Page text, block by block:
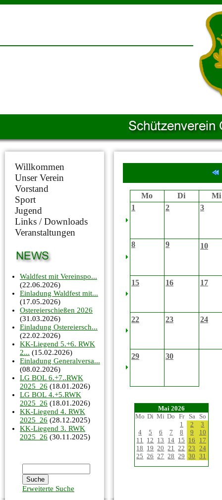
Willkommen
Unser Verein
Vorstand
Sport
Jugend
Links / Downloads
Veranstaltungen
Waldfest mit Vereinspo...
(22.06.2026)
Einladung Waldfest mit...
(17.05.2026)
Ostereierschießen 2026
(31.03.2026)
Einladung Ostereiersch...
(22.02.2026)
KK-Liegend 5.+6. RWK
2... (15.02.2026)
Einladung Generalversa...
(08.02.2026)
LG BOL 6.+7..RWK
2025_26 (18.01.2026)
LG BOL 4.+5.RWK
2025_26 (18.01.2026)
KK-Liegend 4. RWK
2025_26 (28.12.2025)
KK-Liegend 3. RWK
2025_26 (30.11.2025)
Erweiterte Suche
Mo Di
Mi
1
2 3
8 9 10
15 16 17
22 23 24
29 30
Mai 2026
Mo Di Mi Do Fr Sa So
1
2
3
4
5 6 7 8 9
10
11 12 13 14 15 16
17
18 19 20 21 22 23 24
25 26 27 28 29 30 31